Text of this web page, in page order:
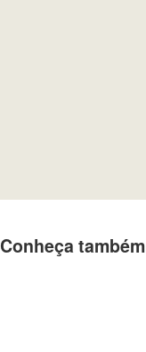
Conheça também